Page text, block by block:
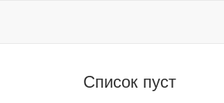
Список пуст